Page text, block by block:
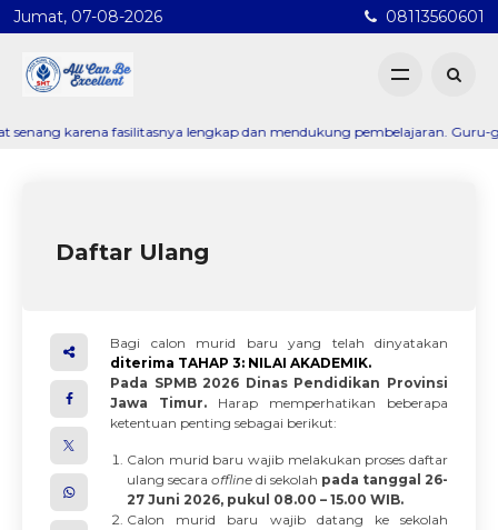
Jumat, 07-08-2026 08113560601
karena fasilitasnya lengkap dan mendukung pembelajaran. Guru-
Daftar Ulang
Bagi calon murid baru yang telah dinyatakan
diterima TAHAP 3: NILAI AKADEMIK.
Pada SPMB 2026 Dinas Pendidikan Provinsi
Jawa Timur. Harap memperhatikan beberapa
ketentuan penting sebagai berikut:
Calon murid baru wajib melakukan proses daftar
ulang secara offline di sekolah pada tanggal 26-
27 Juni 2026, pukul 08.00 – 15.00 WIB.
Calon murid baru wajib datang ke sekolah